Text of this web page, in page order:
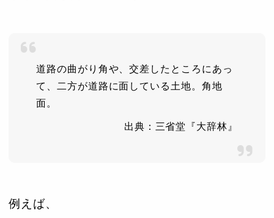
道路の曲がり角や、交差したところにあっ
て、二方が道路に面している土地。角地
面。
出典：三省堂『大辞林』
例えば、